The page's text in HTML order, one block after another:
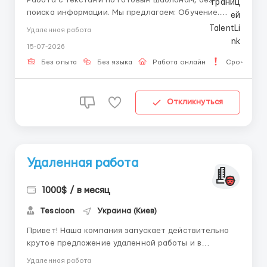
поиска информации. Мы предлагаем: Обучение.
Удалённую работу. Поддержку команды. Наши
Сменный, 8 часов. Если вас заинтересовала данная
вакансия и вы готовы работать уда...
Удаленная работа
15-07-2026
Без опыта Без языка Работа онлайн Срочная
Откликнуться
Удаленная работа
1000$ / в месяц
Tescioon Украина (Киев)
Привет! Наша компания запускает действительно
крутое предложение удаленной работы и в
Удаленная работа